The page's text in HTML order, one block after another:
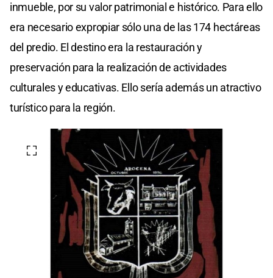
inmueble, por su valor patrimonial e histórico. Para ello
era necesario expropiar sólo una de las 174 hectáreas
del predio. El destino era la restauración y
preservación para la realización de actividades
culturales y educativas. Ello sería además un atractivo
turístico para la región.